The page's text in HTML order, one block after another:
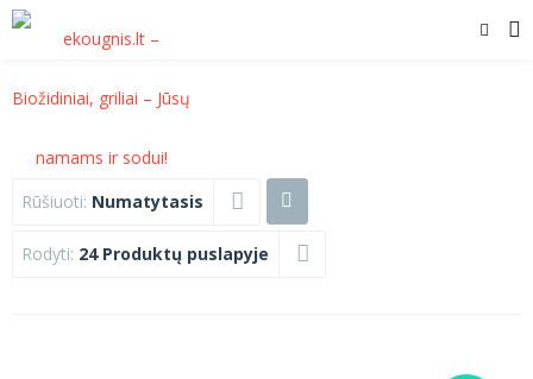
Rūšiuoti: Numatytasis
Rodyti: 24 Produktų puslapyje